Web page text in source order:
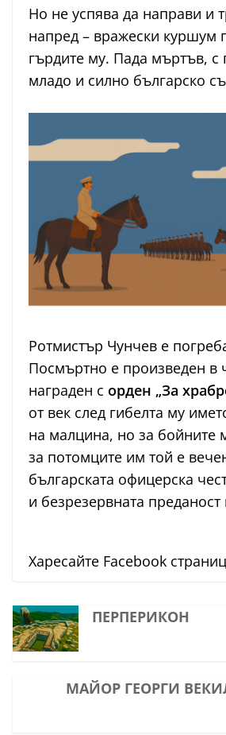
Но не успява да направи и
напред – вражески куршум
гърдите му. Пада мъртъв, с
младо и силно българско
Ротмистър Чунчев е
Посмъртно е произведен в
награден с орден „За
от век след гибелта му
на малцина, но за бойните
за потомците им той е
българската офицерска
и безрезервната
Харесайте Facebook
ПЕРПЕРИКОН
МАЙОР ГЕОРГИ